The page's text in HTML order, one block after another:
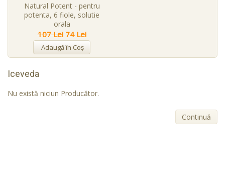
Adaugă în Coş
Natural Potent - pentru
potenta, 6 fiole, solutie
orala
107 Lei 74 Lei
Iceveda
Nu există niciun Producător.
Continuă